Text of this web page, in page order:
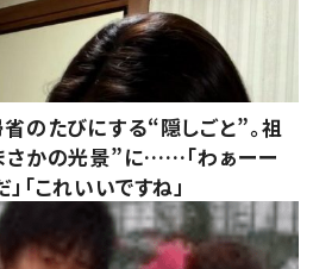
のたびにする“隠しごと”。祖
さかの光景”に……「わぁーー
「これいいですね」